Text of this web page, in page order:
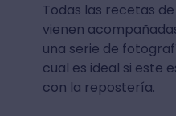
Todas las recetas
vienen
una serie de
cual es ideal si este
con la repostería.